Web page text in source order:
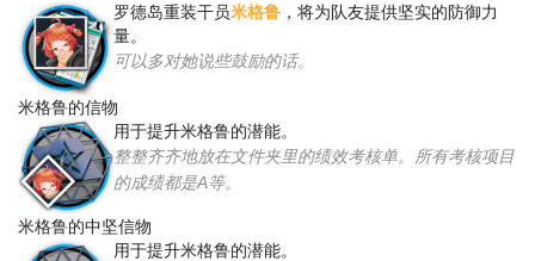
罗德岛重装干员米格鲁 ，将为队友提供坚实的防御力
量。
可以多对她说些鼓励的话。
米格鲁的信物
用于提升米格鲁的潜能。
整整齐齐地放在文件夹里的绩效考核单。所有考核项目
的成绩都是A等。
米格鲁的中坚信物
用于提升米格鲁的潜能。